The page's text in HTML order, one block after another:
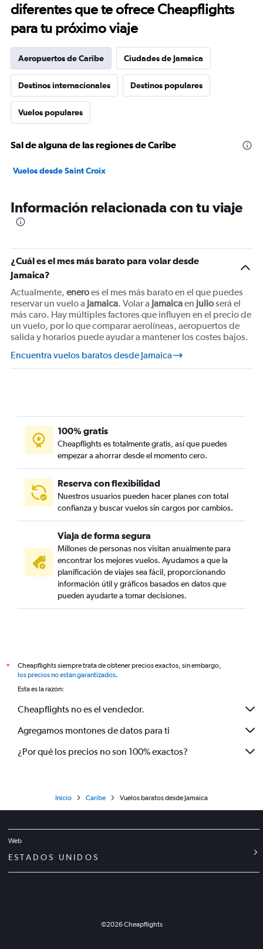
diferentes que te ofrece Cheapflights
para tu próximo viaje
Aeropuertos de Caribe Ciudades de Jamaica
Destinos internacionales Destinos populares
Vuelos populares
Sal de alguna de las regiones de Caribe
Vuelos desde Saint Croix
Información relacionada con tu viaje
¿Cuál es el mes más barato para volar desde
Jamaica?
Actualmente, eneroes el mes más barato en el que puedes
reservar un vuelo a Jamaica. Volar a Jamaicaen julioserá el
más caro. Hay múltiples factores que influyen en el precio de
un vuelo, por lo que comparar aerolíneas, aeropuertos de
salida y horarios puede ayudar a mantener los costes bajos.
Encuentra vuelos baratos desde Jamaica
100% gratis
Cheapflights es totalmente gratis, así que puedes
empezar a ahorrar desde el momento cero.
Reserva con flexibilidad
Nuestros usuarios pueden hacer planes con total
confianza y buscar vuelos sin cargos por cambios.
Viaja de forma segura
Millones de personas nos visitan anualmente para
encontrar los mejores vuelos. Ayudamos a que la
planificación de viajes sea fácil, proporcionando
información útil y gráficos basados en datos que
pueden ayudarte a tomar decisiones.
*
Cheapflights siempre trata de obtener precios exactos, sin embargo,
los precios no están garantizados.
Esta es la razón:
Cheapflights no es el vendedor.
Agregamos montones de datos para ti
¿Por qué los precios no son 100% exactos?
Inicio Caribe Vuelos baratos desde Jamaica
Web
ESTADOS UNIDOS
©2026Cheapflights